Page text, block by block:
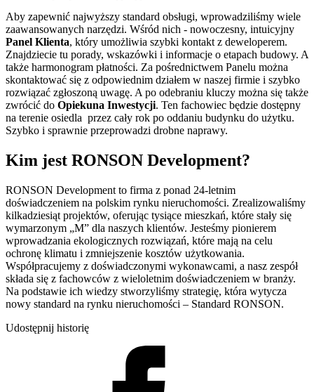
Aby zapewnić najwyższy standard obsługi, wprowadziliśmy wiele
zaawansowanych narzędzi. Wśród nich - nowoczesny, intuicyjny
Panel Klienta, który umożliwia szybki kontakt z deweloperem.
Znajdziecie tu porady, wskazówki i informacje o etapach budowy. A
także harmonogram płatności. Za pośrednictwem Panelu można
skontaktować się z odpowiednim działem w naszej firmie i szybko
rozwiązać zgłoszoną uwagę. A po odebraniu kluczy można się także
zwrócić do Opiekuna Inwestycji. Ten fachowiec będzie dostępny
na terenie osiedla przez cały rok po oddaniu budynku do użytku.
Szybko i sprawnie przeprowadzi drobne naprawy.
Kim jest RONSON Development?
RONSON Development to firma z ponad 24-letnim
doświadczeniem na polskim rynku nieruchomości. Zrealizowaliśmy
kilkadziesiąt projektów, oferując tysiące mieszkań, które stały się
wymarzonym „M” dla naszych klientów. Jesteśmy pionierem
wprowadzania ekologicznych rozwiązań, które mają na celu
ochronę klimatu i zmniejszenie kosztów użytkowania.
Współpracujemy z doświadczonymi wykonawcami, a nasz zespół
składa się z fachowców z wieloletnim doświadczeniem w branży.
Na podstawie ich wiedzy stworzyliśmy strategię, która wytycza
nowy standard na rynku nieruchomości – Standard RONSON.
Udostępnij historię